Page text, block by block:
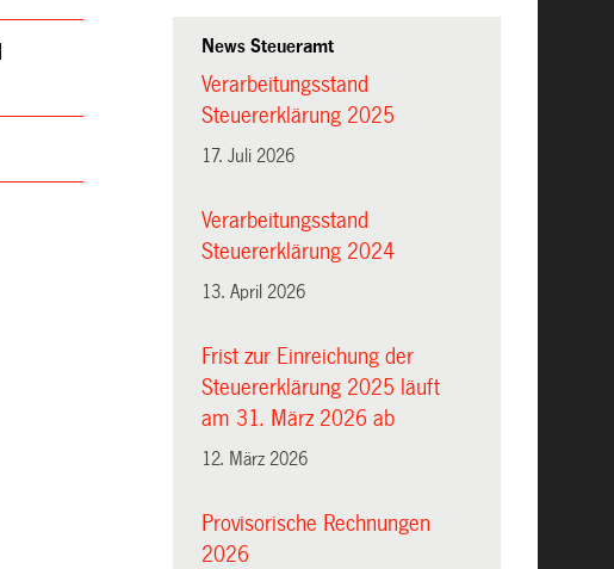
News Steueramt
Verarbeitungsstand
Steuererklärung 2025
17. Juli 2026
Verarbeitungsstand
Steuererklärung 2024
13. April 2026
Frist zur Einreichung der
Steuererklärung 2025 läuft
am 31. März 2026 ab
12. März 2026
Provisorische Rechnungen
2026